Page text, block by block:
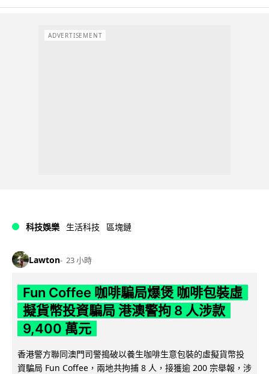
ADVERTISEMENT
科技娛樂 生活科技 區塊鏈
Lawton 23 小時
Fun Coffee 咖啡騙局爆煲 咖啡包裝虛
擬貨幣投資騙局 港澳警拘 8 人涉款
9,400 萬元
香港警方聯同澳門司警搗破以養生咖啡生意包裝的虛擬貨幣投
資騙局 Fun Coffee，兩地共拘捕 8 人，接獲逾 200 宗舉報，涉